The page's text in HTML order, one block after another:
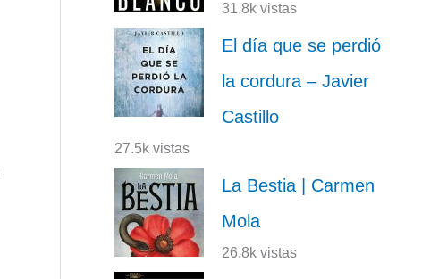
31.8k vistas
El día que se perdió
la cordura – Javier
Castillo
27.5k vistas
La Bestia | Carmen
Mola
26.8k vistas